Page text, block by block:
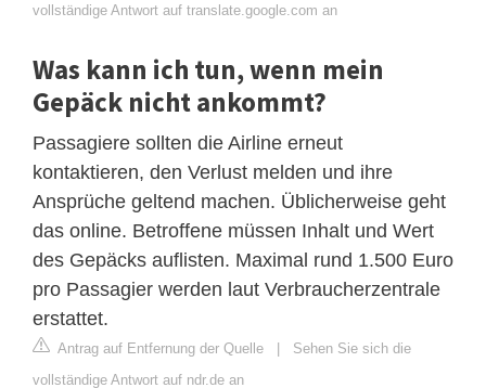
vollständige Antwort auf translate.google.com an
Was kann ich tun, wenn mein
Gepäck nicht ankommt?
Passagiere sollten die Airline erneut
kontaktieren, den Verlust melden und ihre
Ansprüche geltend machen. Üblicherweise geht
das online. Betroffene müssen Inhalt und Wert
des Gepäcks auflisten. Maximal rund 1.500 Euro
pro Passagier werden laut Verbraucherzentrale
erstattet.
Antrag auf Entfernung der Quelle | Sehen Sie sich die
vollständige Antwort auf ndr.de an